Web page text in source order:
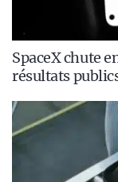
SpaceX chute
résultats